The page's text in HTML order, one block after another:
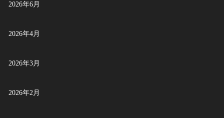
2026年6月
2026年4月
2026年3月
2026年2月